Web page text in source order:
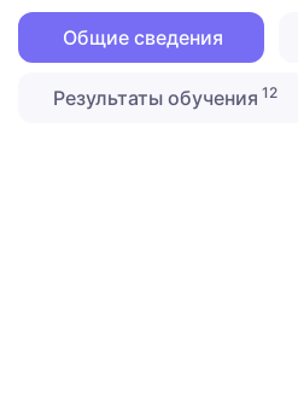
Общие сведения
Результаты обучения 12